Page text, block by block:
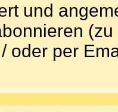
und
oder per